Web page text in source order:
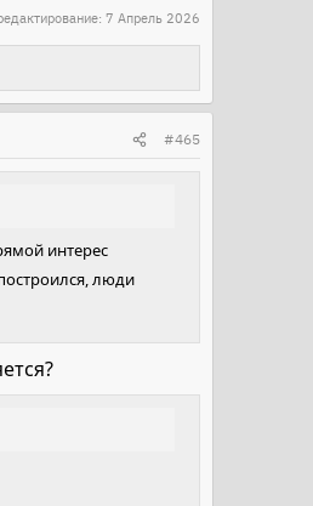
7 Апрель 2026
#465
интерес
люди